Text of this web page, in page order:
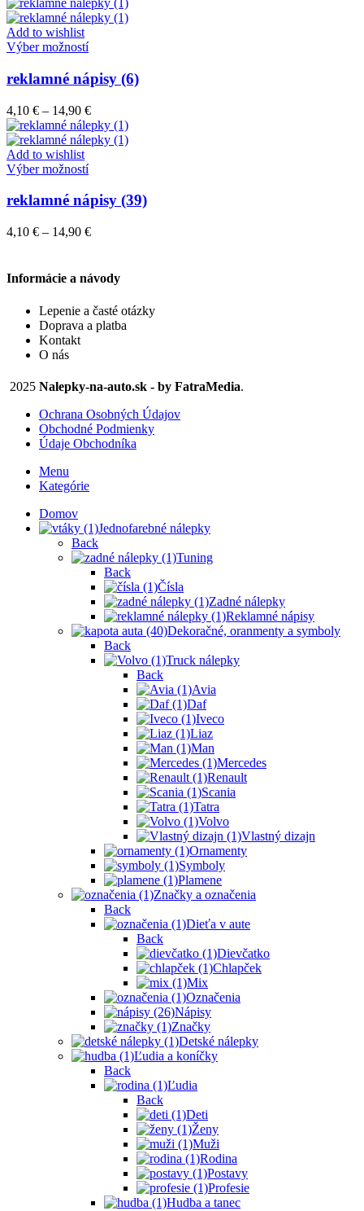
si
môžete
vybrať
na
stránke
produktu.
4,10 €
Add to wishlist
Výber možnostíTento
má
viacero
variantov.
Možnosti
si
môžete
vybrať
na
stránke
produktu.
reklamné nápisy (6)
4,10 € – 14,90 €Price
range:
4,10 €
Add to wishlist
Výber možnostíTento
má
viacero
variantov.
môžete
vybrať
stránke
produktu.
reklamné nápisy (39)
4,10 € – 14,90 €Price
through
14,90 €
Informácie a návody
Lepenie a časté otázky
Doprava a platba
Kontakt
O nás
2025 Nalepky-na-auto.sk - by FatraMedia.
Ochrana Osobných Údajov
Obchodné Podmienky
Údaje Obchodníka
Menu
Kategórie
Domov
Jednofarebné nálepky
Back
Tuning
Back
Čísla
Zadné nálepky
Reklamné nápisy
Dekoračné, oranmenty a symboly
Back
Truck nálepky
Back
Avia
Daf
Iveco
Liaz
Man
Mercedes
Renault
Scania
Tatra
Volvo
Vlastný dizajn
Ornamenty
Symboly
Plamene
Značky a označenia
Back
Dieťa v aute
Back
Dievčatko
Chlapček
Mix
Označenia
Nápisy
Značky
Detské nálepky
Ľudia a koníčky
Back
Ľudia
Back
Deti
Ženy
Muži
Rodina
Postavy
Profesie
Hudba a tanec